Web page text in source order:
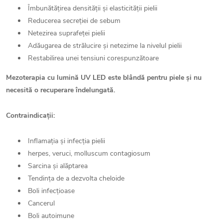
Îmbunătățirea densității și elasticității pielii
Reducerea secreției de sebum
Netezirea suprafeței pielii
Adăugarea de strălucire și netezime la nivelul pielii
Restabilirea unei tensiuni corespunzătoare
Mezoterapia cu lumină UV LED este blândă pentru piele și nu
necesită o recuperare îndelungată.
Contraindicații:
Inflamația și infecția pielii
herpes, veruci, molluscum contagiosum
Sarcina și alăptarea
Tendința de a dezvolta cheloide
Boli infecțioase
Cancerul
Boli autoimune